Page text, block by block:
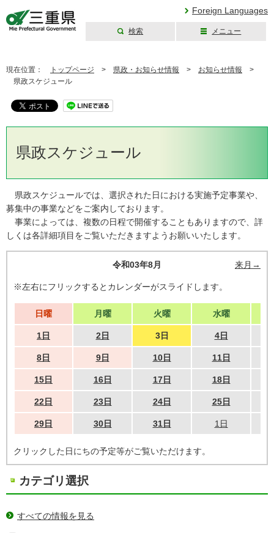
Foreign Languages
検索 メニュー
現在位置： トップページ > 県政・お知らせ情報 > お知らせ情報 >
県政スケジュール
県政スケジュール
県政スケジュールでは、選択された日における実施予定事業や、
募集中の事業などをご案内しております。
事業によっては、複数の日程で開催することもありますので、詳
しくは各詳細項目をご覧いただきますようお願いいたします。
令和03年8月 来月→
※左右にフリックするとカレンダーがスライドします。
日曜 月曜 火曜 水曜
1日 2日 3日 4日
8日 9日 10日 11日
15日 16日 17日 18日
22日 23日 24日 25日
29日 30日 31日 1日
クリックした日にちの予定等がご覧いただけます。
カテゴリ選択
すべての情報を見る